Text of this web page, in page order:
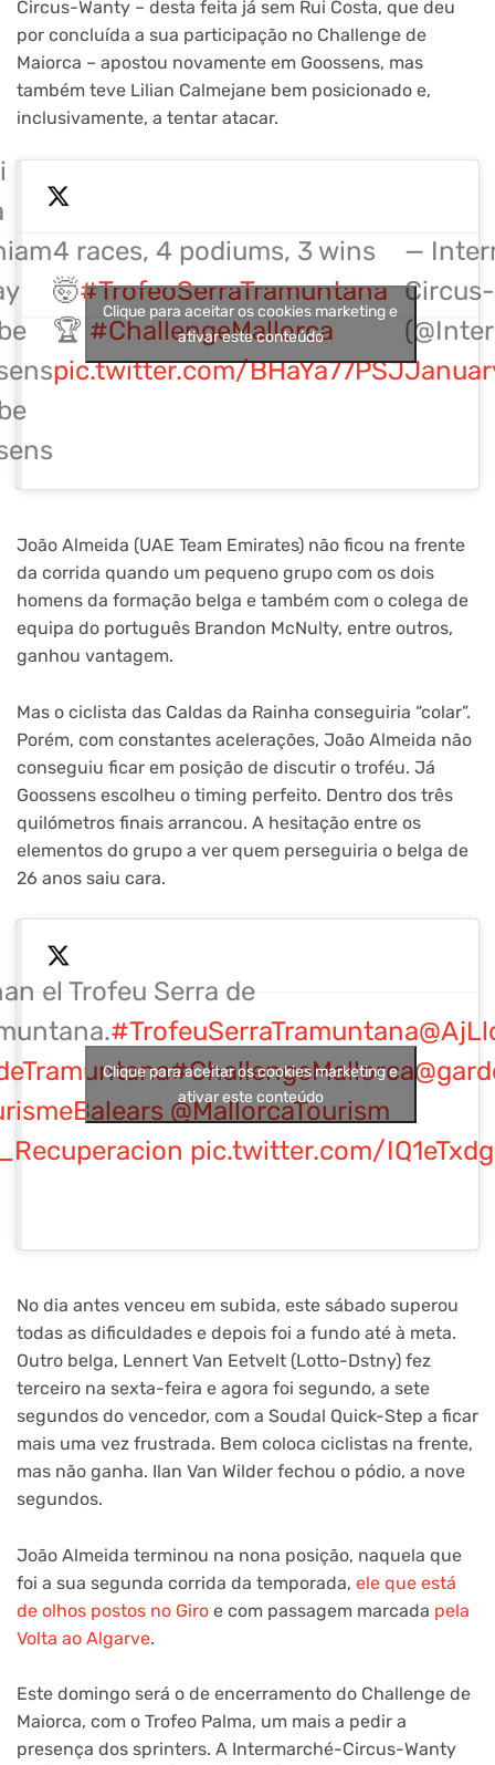
Circus-Wanty – desta feita já sem Rui Costa, que deu
por concluída a sua participação no Challenge de
Maiorca – apostou novamente em Goossens, mas
também teve Lilian Calmejane bem posicionado e,
inclusivamente, a tentar atacar.
4 races, 4 podiums, 3 wins
🤯#TrofeoSerraTramuntana
🏆 #ChallengeMallorca
pic.twitter.com/BHaYa77PSJ
—
Clique para aceitar os cookies marketing e
ativar este conteúdo
João Almeida (UAE Team Emirates) não ficou na frente
da corrida quando um pequeno grupo com os dois
homens da formação belga e também com o colega de
equipa do português Brandon McNulty, entre outros,
ganhou vantagem.
Mas o ciclista das Caldas da Rainha conseguiria “colar”.
Porém, com constantes acelerações, João Almeida não
conseguiu ficar em posição de discutir o troféu. Já
Goossens escolheu o timing perfeito. Dentro dos três
quilómetros finais arrancou. A hesitação entre os
elementos do grupo a ver quem perseguiria o belga de
26 anos saiu cara.
el Trofeu Serra de
#TrofeuSerraTramuntana
#ChallengeMallorca
@MallorcaTourism
pic.twitter.com/
Clique para aceitar os cookies marketing e
ativar este conteúdo
No dia antes venceu em subida, este sábado superou
todas as dificuldades e depois foi a fundo até à meta.
Outro belga, Lennert Van Eetvelt (Lotto-Dstny) fez
terceiro na sexta-feira e agora foi segundo, a sete
segundos do vencedor, com a Soudal Quick-Step a ficar
mais uma vez frustrada. Bem coloca ciclistas na frente,
mas não ganha. Ilan Van Wilder fechou o pódio, a nove
segundos.
João Almeida terminou na nona posição, naquela que
foi a sua segunda corrida da temporada, ele que está
de olhos postos no Giro e com passagem marcada pela
Volta ao Algarve.
Este domingo será o de encerramento do Challenge de
Maiorca, com o Trofeo Palma, um mais a pedir a
presença dos sprinters. A Intermarché-Circus-Wanty